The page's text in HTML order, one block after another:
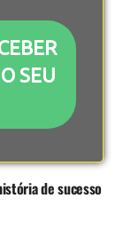
SEU
IA para varejo
em
de sucesso